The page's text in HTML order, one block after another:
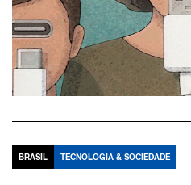
BRASIL TECNOLOGIA & SOCIEDADE